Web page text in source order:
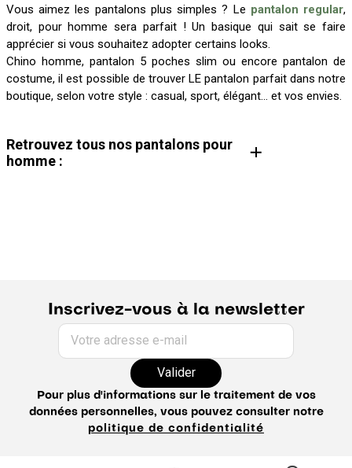
Vous aimez les pantalons plus simples ? Le pantalon regular,
droit, pour homme sera parfait ! Un basique qui sait se faire
apprécier si vous souhaitez adopter certains looks.
Chino homme, pantalon 5 poches slim ou encore pantalon de
costume, il est possible de trouver LE pantalon parfait dans notre
boutique, selon votre style : casual, sport, élégant… et vos envies.
Retrouvez tous nos pantalons pour
homme :
Inscrivez-vous à la newsletter
Votre adresse e-mail
Valider
Pour plus d'informations sur le traitement de vos
données personnelles, vous pouvez consulter notre
politique de confidentialité